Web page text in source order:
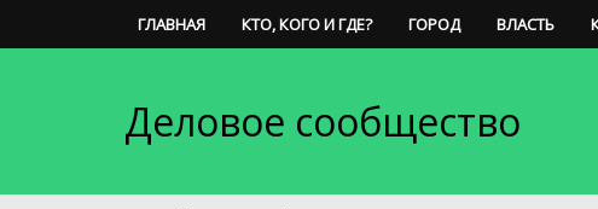
ГЛАВНАЯ КТО, КОГО И ГДЕ? ГОРОД ВЛАСТЬ
Деловое сообщество